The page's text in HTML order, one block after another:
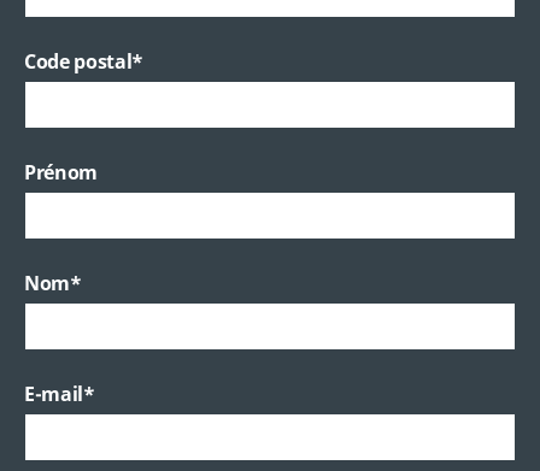
Code postal*
Prénom
Nom*
E-mail*